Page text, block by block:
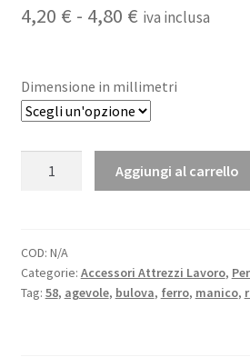
4,20 € - 4,80 €Fascia
prezzo:
da
4,20 €
a
iva inclusa
Dimensione in millimetri
Manico
agevole
in
Aggiungi al carrello
COD: N/A
Categorie: Accessori Attrezzi Lavoro,
Tag: 58, agevole, bulova, ferro, manico,